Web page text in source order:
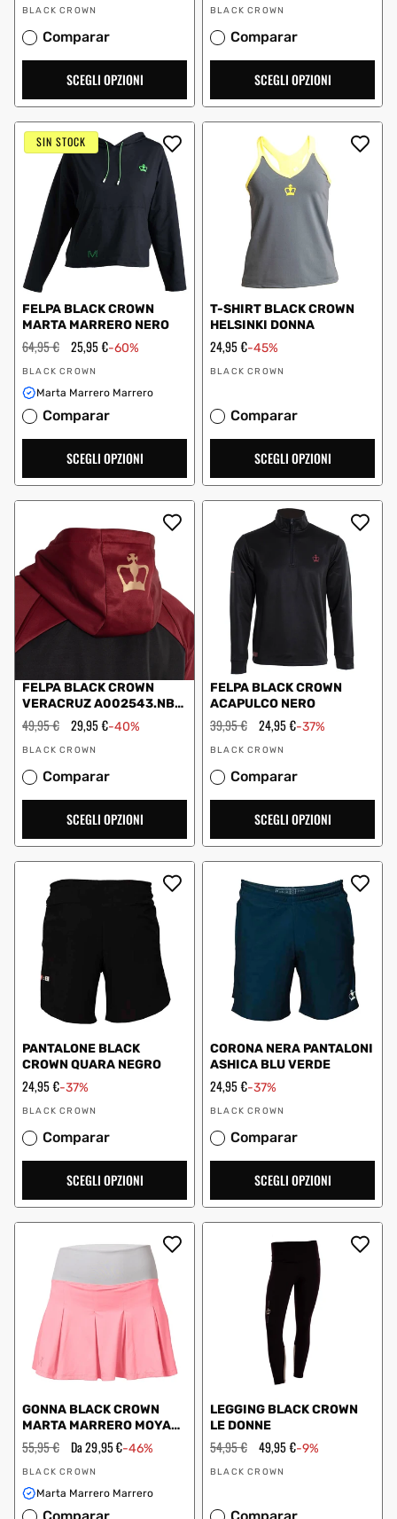
Fornitore:
BLACK CROWN
Comparar
SCEGLI OPZIONI
Fornitore:
BLACK CROWN
Comparar
SCEGLI OPZIONI
SIN STOCK
FELPA BLACK CROWN
MARTA MARRERO NERO
Prezzo
regolare
64,95 € Prezzo
scontato
25,95 €-60%
Fornitore:
BLACK CROWN
Marta Marrero Marrero
Comparar
SCEGLI OPZIONI
T-SHIRT BLACK CROWN
HELSINKI DONNA
Prezzo
scontato
24,95 €-45%
Fornitore:
BLACK CROWN
Comparar
SCEGLI OPZIONI
FELPA BLACK CROWN
VERACRUZ A002543.NB
GRANATA
Prezzo
regolare
49,95 € Prezzo
scontato
29,95 €-40%
Fornitore:
BLACK CROWN
Comparar
SCEGLI OPZIONI
FELPA BLACK CROWN
ACAPULCO NERO
Prezzo
regolare
39,95 € Prezzo
scontato
24,95 €-37%
Fornitore:
BLACK CROWN
Comparar
SCEGLI OPZIONI
PANTALONE BLACK
CROWN QUARA NEGRO
Prezzo
scontato
24,95 €-37%
Fornitore:
BLACK CROWN
Comparar
SCEGLI OPZIONI
CORONA NERA PANTALONI
ASHICA BLU VERDE
Prezzo
scontato
24,95 €-37%
Fornitore:
BLACK CROWN
Comparar
SCEGLI OPZIONI
GONNA BLACK CROWN
MARTA MARRERO MOYA
CORALLO GRIGIO
Prezzo
regolare
55,95 € Prezzo
scontato
Da 29,95 €-46%
Fornitore:
BLACK CROWN
Marta Marrero Marrero
LEGGING BLACK CROWN
LE DONNE
Prezzo
regolare
54,95 € Prezzo
scontato
49,95 €-9%
Fornitore:
BLACK CROWN